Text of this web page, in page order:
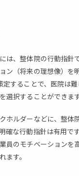
は、整体院の行動指針
ン（将来の理想像）を
定することで、医院は
選択することができます
ホルダーなどに、整体
確な行動指針は有用で
員のモチベーションを
ます。